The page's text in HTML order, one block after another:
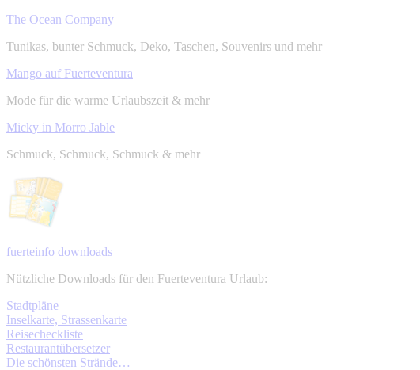
The Ocean Company
Tunikas, bunter Schmuck, Deko, Taschen, Souvenirs und mehr
Mango auf Fuerteventura
Mode für die warme Urlaubszeit & mehr
Micky in Morro Jable
Schmuck, Schmuck, Schmuck & mehr
fuerteinfo downloads
Nützliche Downloads für den Fuerteventura Urlaub:
Stadtpläne
Inselkarte, Strassenkarte
Reisecheckliste
Restaurantübersetzer
Die schönsten Strände…